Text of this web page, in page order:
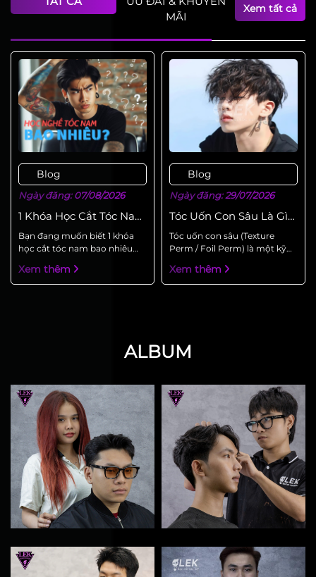
MÃI
Xem tất cả
Blog
Ngày đăng: 07/08/2026
1 Khóa Học Cắt Tóc Nam
Bao Nhiêu Tiền?
Bạn đang muốn biết 1 khóa
học cắt tóc nam bao nhiêu
quan trọng ảnh hưởng trực
tiếp sự nghiệp tương lai của
Xem thêm
Blog
Ngày đăng: 29/07/2026
Tóc Uốn Con Sâu Là Gì?
Cách Uốn Tóc Con Sâu
Ruffled
Tóc uốn con sâu (Texture
Perm / Foil Perm) là một kỹ
tạo kiểu tóc nam. Thay vì sử
dụng lô cuốn trục tròn truyền
thuốc. Kỹ thuật này tạo ra các
dáng của con sâu. Phiên bản
nâng cấp và đánh rối tự nhiên
hơn của kiểu uốn này thường
được giới chuyên môn gọi là
Uốn Ruffled, mang lại diện
mạo trẻ trung, bụi bặm và ăn
gian độ dày tối đa cho mái
tóc.
Xem thêm
ALBUM